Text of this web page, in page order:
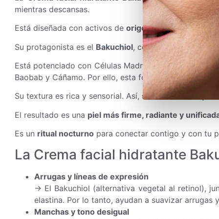
mientras descansas.
Está diseñada con activos de origen natural y
Su protagonista es el Bakuchiol, conocido como
Está potenciado con Células Madre de Orquídea,
Baobab y Cáñamo. Por ello, esta fórmula esuna joya
Su textura es rica y sensorial. Así, se funde con la piel
El resultado es una piel más firme, radiante y
Es un ritual nocturno para conectar contigo y con tu
La Crema facial hidratante
Arrugas y líneas de expresión
→ El Bakuchiol (alternativa vegetal al retinol),
elastina. Por lo tanto, ayudan a suavizar
Manchas y tono desigual